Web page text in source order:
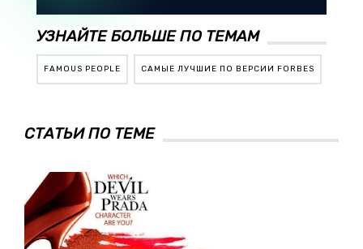
УЗНАЙТЕ БОЛЬШЕ ПО ТЕМАМ
FAMOUS PEOPLE САМЫЕ ЛУЧШИЕ ПО ВЕРСИИ FORBES
СТАТЬИ ПО ТЕМЕ